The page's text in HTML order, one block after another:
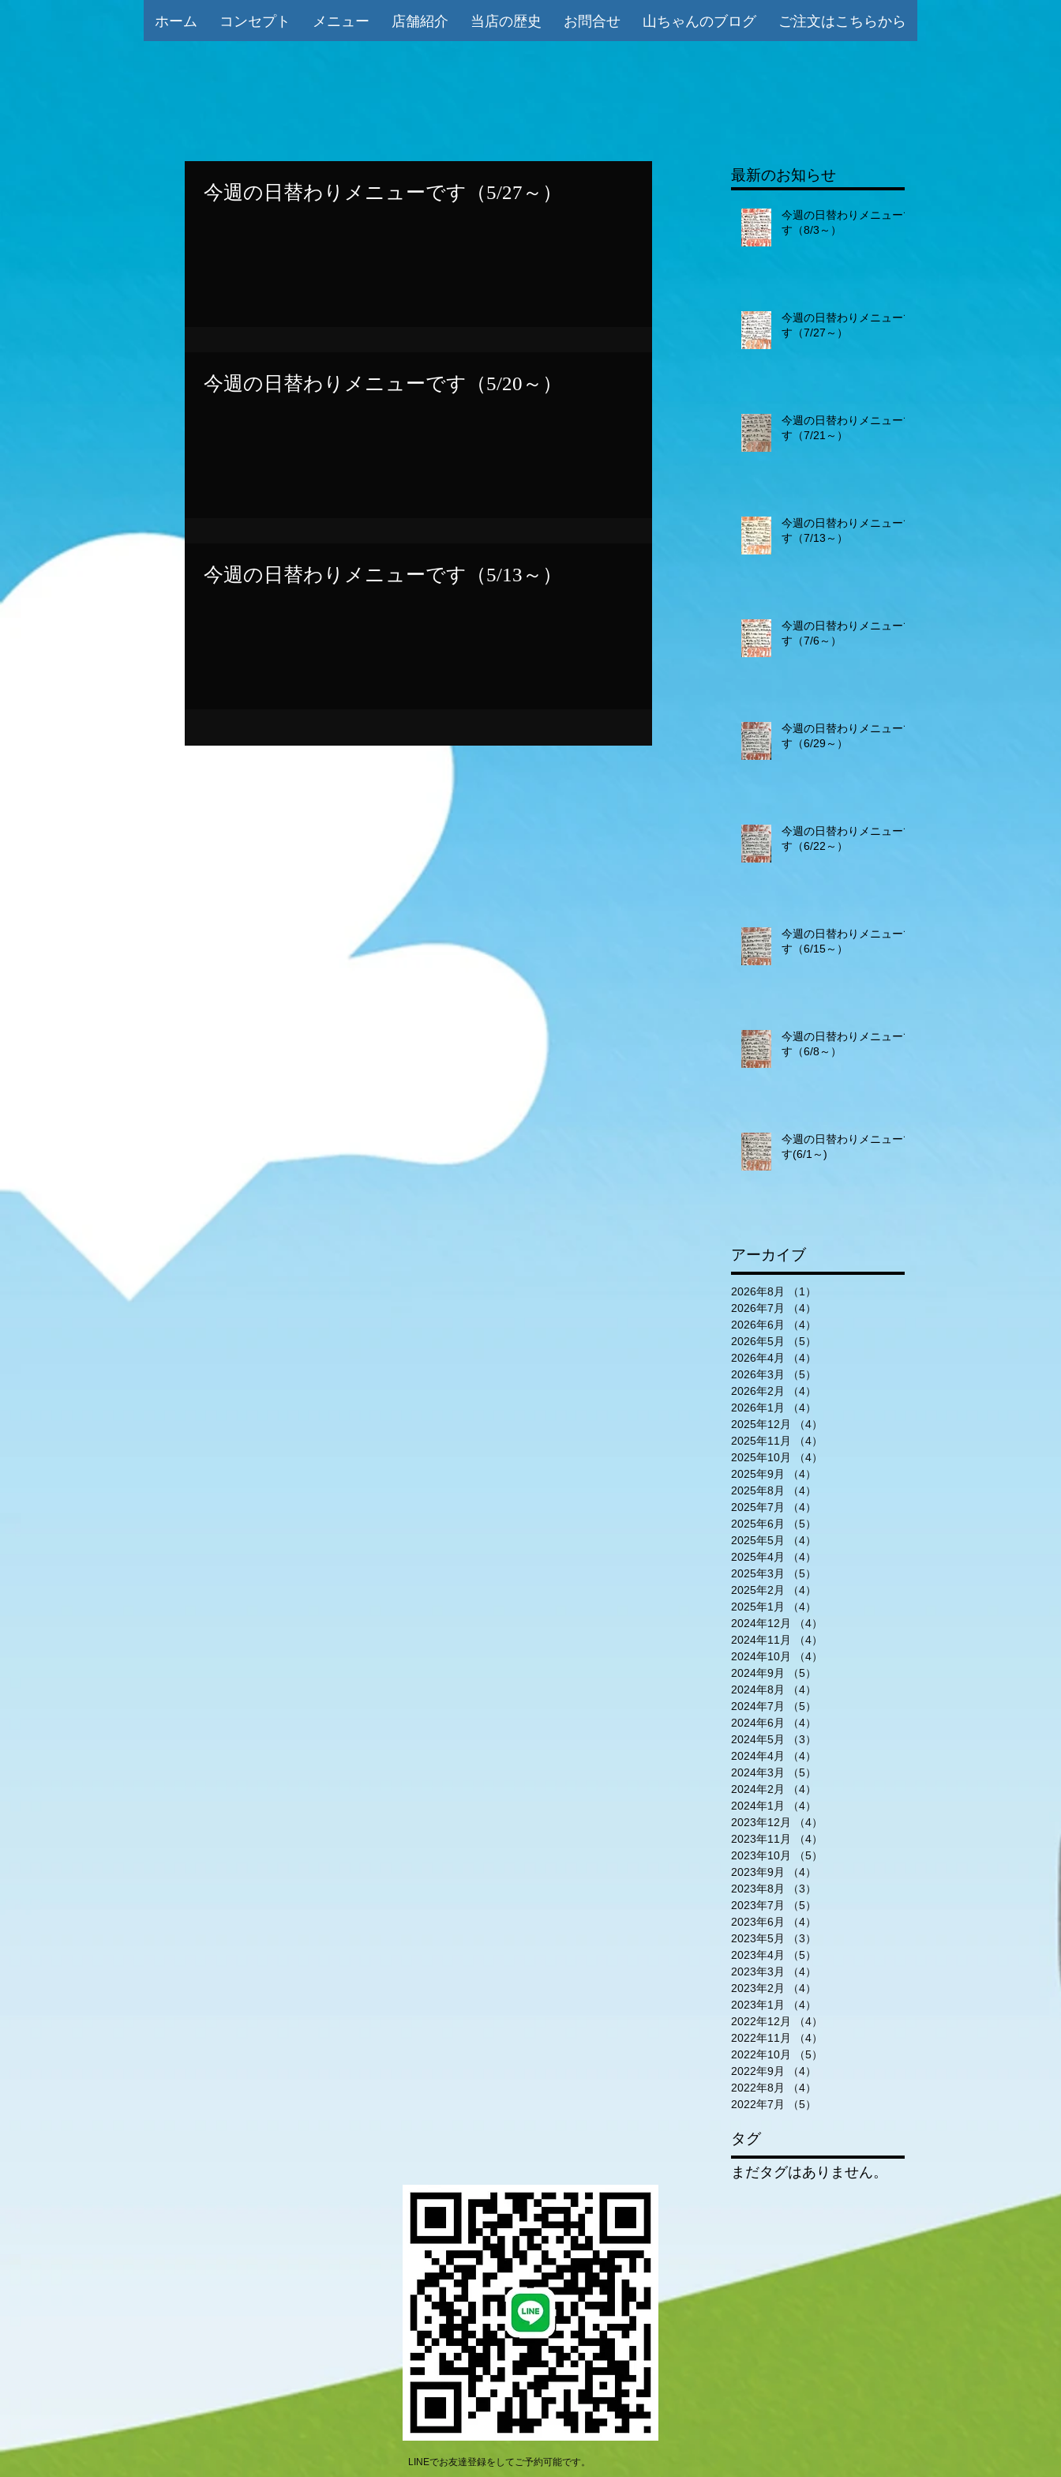
ホーム コンセプト メニュー 店舗紹介 当店の歴史 お問合せ 山ちゃんのブログ ご注文はこちらから
今週の日替わりメニューです（5/27～）
今週の日替わりメニューです（5/20～）
今週の日替わりメニューです（5/13～）
最新のお知らせ
今週の日替わりメニューで
す（8/3～）
今週の日替わりメニューで
す（7/27～）
今週の日替わりメニューで
す（7/21～）
今週の日替わりメニューで
す（7/13～）
今週の日替わりメニューで
す（7/6～）
今週の日替わりメニューで
す（6/29～）
今週の日替わりメニューで
す（6/22～）
今週の日替わりメニューで
す（6/15～）
今週の日替わりメニューで
す（6/8～）
今週の日替わりメニューで
す(6/1～)
アーカイブ
2026年8月 （1）
2026年7月
（4）
2026年6月
（4）
2026年5月
（5）
2026年4月
（4）
2026年3月
（5）
2026年2月
（4）
2026年1月
（4）
2025年12月
（4）
2025年11月
（4）
2025年10月
（4）
2025年9月
（4）
2025年8月
（4）
2025年7月
（4）
2025年6月
（5）
2025年5月
（4）
2025年4月
（4）
2025年3月
（5）
2025年2月
（4）
2025年1月
（4）
2024年12月
（4）
2024年11月
（4）
2024年10月
（4）
2024年9月
（5）
2024年8月
（4）
2024年7月
（5）
2024年6月
（4）
2024年5月
（3）
2024年4月
（4）
2024年3月
（5）
2024年2月
（4）
2024年1月
（4）
2023年12月
（4）
2023年11月
（4）
2023年10月
（5）
2023年9月
（4）
2023年8月
（3）
2023年7月
（5）
2023年6月
（4）
2023年5月
（3）
2023年4月
（5）
2023年3月
（4）
2023年2月
（4）
2023年1月
（4）
2022年12月
（4）
2022年11月
（4）
2022年10月
（5）
2022年9月
（4）
2022年8月
（4）
2022年7月
（5）
タグ
まだタグはありません。
LINEでお友達登録をしてご予約可能です。